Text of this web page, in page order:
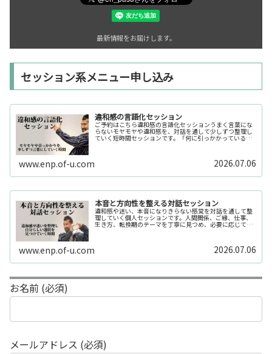
最新情報をお届けします。
セッション系メニュー申し込み
違和感の言語化セッション
ご予約はこちら違和感の言語化セッションうまく言葉にな
らないモヤモヤや違和感を、対話を通して少しずつ整理し
ていく短時間セッションです。「何に引っかかっているの
か分からない」「今の自分の状態を整理したい」そんな時
www.enp.of-u.com 2026.07.06
本音と方向性を整える対話セッション
違和感や迷い、本音になりきらない感覚を対話を通して整
理していく個人セッションです。人間関係、ご縁、仕事、
生き方、転換期のテーマを丁寧に見つめ、必要に応じてカ
ードや感性の視点も補助的に用います。
www.enp.of-u.com 2026.07.06
お名前 (必須)
メールアドレス (必須)